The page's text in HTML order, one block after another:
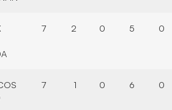
7 2 0 5 0
7 1 0 6 0